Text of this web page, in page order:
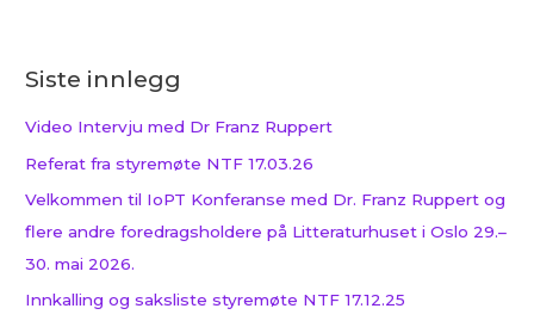
t
r
:
Siste innlegg
Video Intervju med Dr Franz Ruppert
Referat fra styremøte NTF 17.03.26
Velkommen til IoPT Konferanse med Dr. Franz Ruppert og
flere andre foredragsholdere på Litteraturhuset i Oslo 29.–
30. mai 2026.
Innkalling og saksliste styremøte NTF 17.12.25